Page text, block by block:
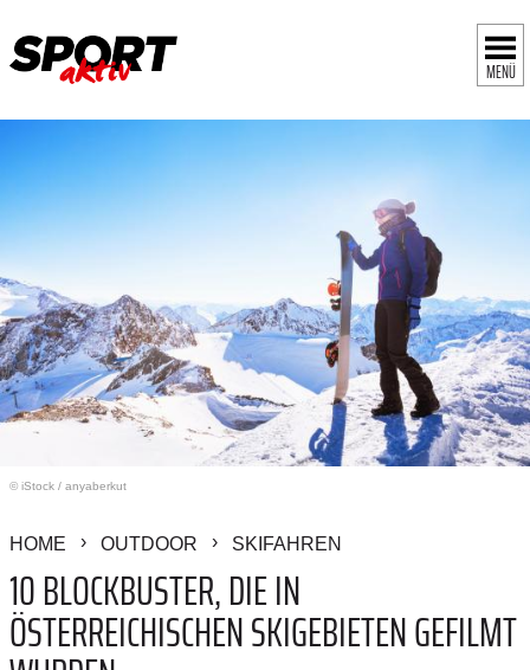
MENÜ
© iStock / anyaberkut
HOME OUTDOOR SKIFAHREN
10 BLOCKBUSTER, DIE IN
ÖSTERREICHISCHEN SKIGEBIETEN GEFILMT